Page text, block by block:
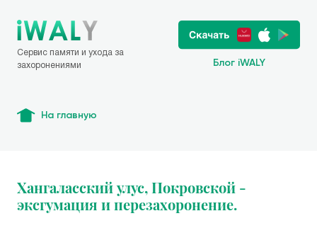
Сервис памяти и ухода за
захоронениями
Блог iWALY
На главную
Хангаласский улус, Покровской -
эксгумация и перезахоронение.